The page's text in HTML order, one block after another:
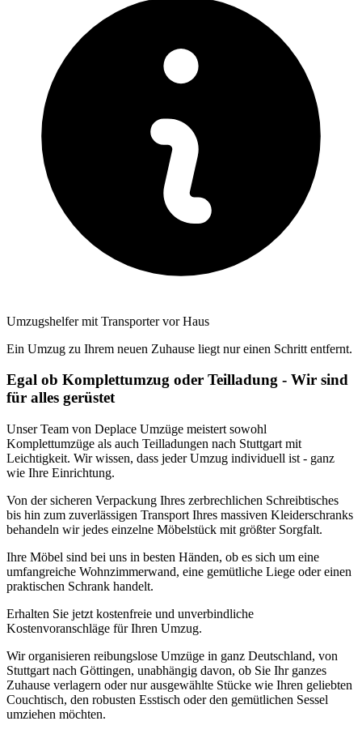
Umzugshelfer mit Transporter vor Haus
Ein Umzug zu Ihrem neuen Zuhause liegt nur einen Schritt entfernt.
Egal ob Komplettumzug oder Teilladung - Wir sind
für alles gerüstet
Unser Team von Deplace Umzüge meistert sowohl
Komplettumzüge als auch Teilladungen nach Stuttgart mit
Leichtigkeit. Wir wissen, dass jeder Umzug individuell ist - ganz
wie Ihre Einrichtung.
Von der sicheren Verpackung Ihres zerbrechlichen Schreibtisches
bis hin zum zuverlässigen Transport Ihres massiven Kleiderschranks
behandeln wir jedes einzelne Möbelstück mit größter Sorgfalt.
Ihre Möbel sind bei uns in besten Händen, ob es sich um eine
umfangreiche Wohnzimmerwand, eine gemütliche Liege oder einen
praktischen Schrank handelt.
Erhalten Sie jetzt kostenfreie und unverbindliche
Kostenvoranschläge für Ihren Umzug.
Wir organisieren reibungslose Umzüge in ganz Deutschland, von
Stuttgart nach Göttingen, unabhängig davon, ob Sie Ihr ganzes
Zuhause verlagern oder nur ausgewählte Stücke wie Ihren geliebten
Couchtisch, den robusten Esstisch oder den gemütlichen Sessel
umziehen möchten.